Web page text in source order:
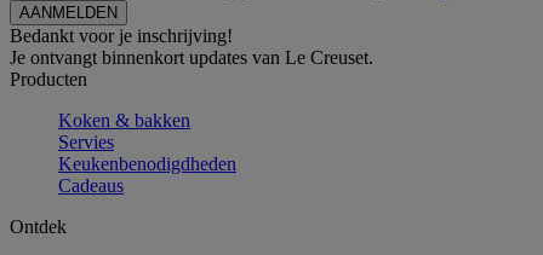
Bedankt voor je inschrijving!
Je ontvangt binnenkort updates van Le Creuset.
Producten
Koken & bakken
Servies
Keukenbenodigdheden
Cadeaus
Ontdek